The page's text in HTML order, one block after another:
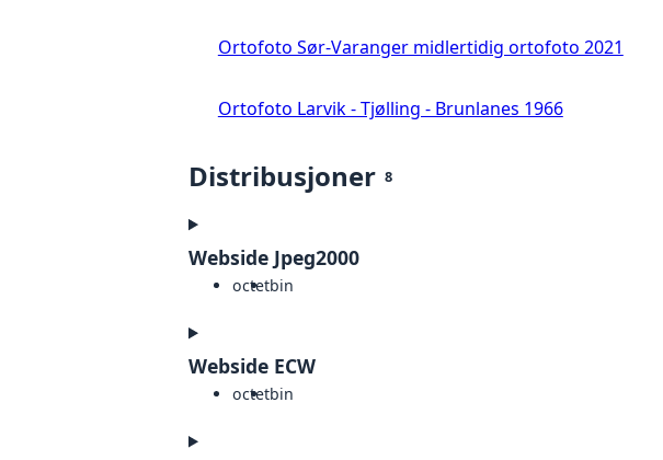
Ortofoto Sør-Varanger midlertidig ortofoto 2021
Ortofoto Larvik - Tjølling - Brunlanes 1966
Distribusjoner 8
Webside Jpeg2000
octetbin
Webside ECW
octetbin